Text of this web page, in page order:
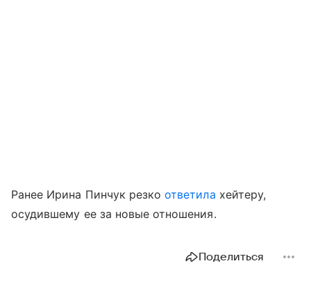
Ранее Ирина Пинчук резкоответила хейтеру,
осудившему ее за новые отношения.
Поделиться